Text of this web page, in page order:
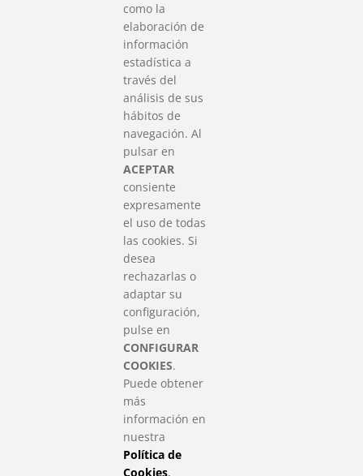
SAREEN SAREA
Asociación que agrupa a las redes
del Tercer Sector Social en Euskadi
Contacto
info@sareensarea.eu
Iparraguirre, 9 lonja – 48009 Bilbao
946 569 230
Colabora
SAREEN SAREA Euskadiko Hirugarren Sektore Soziala – Tercer
Sector Social de Euskadi
como la
elaboración de
información
estadística a
través del
análisis de sus
hábitos de
navegación. Al
pulsar en
ACEPTAR
consiente
expresamente
el uso de todas
las cookies. Si
desea
rechazarlas o
adaptar su
configuración,
pulse en
CONFIGURAR
COOKIES.
Puede obtener
más
información en
nuestra
Política de
Cookies.